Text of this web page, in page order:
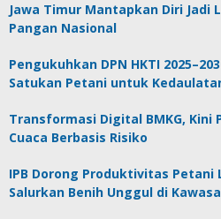
Jawa Timur Mantapkan Diri Jadi
Pangan Nasional
Pengukuhkan DPN HKTI
Satukan Petani untuk
Transformasi Digital BMKG, Kini
Cuaca Berbasis Risiko
IPB Dorong Produktivitas
Salurkan Benih Unggul di